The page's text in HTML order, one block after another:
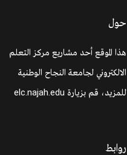
حول
هذا الموقع أحد مشاريع مركز التعلم
الالكتروني لجامعة النجاح الوطنية
للمزيد، قم بزيارة elc.najah.edu
روابط